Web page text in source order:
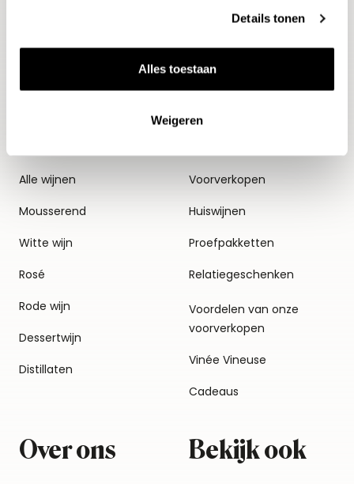
Details tonen
Alles toestaan
Weigeren
Alle wijnen
Mousserend
Witte wijn
Rosé
Rode wijn
Dessertwijn
Distillaten
Thema's
Voorverkopen
Huiswijnen
Proefpakketten
Relatiegeschenken
Voordelen van onze
voorverkopen
Vinée Vineuse
Cadeaus
Over ons Bekijk ook